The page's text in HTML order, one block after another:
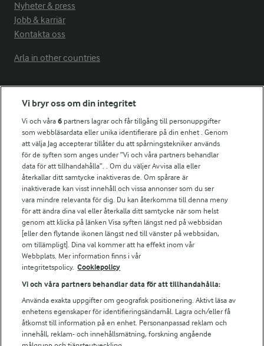
Nyheter & press
Jobb & karriär
Kontakta oss
Arla in other countries
Fler Arlasajter
För ägare
Arlas kundportal
Arla.com
Falbygdens Ost
Arla webbshop
Bildbank
Följ oss
Vi bryr oss om din integritet
Vi och våra6 partners lagrar och får tillgång till personuppgifter
som webbläsardata eller unika identifierare på din enhet . Genom
att välja Jag accepterar tillåter du att spårningstekniker används
för de syften som anges under ”Vi och våra partners behandlar
data för att tillhandahålla”. . Om du väljer Avvisa alla eller
återkallar ditt samtycke inaktiveras de. Om spårare är
inaktiverade kan visst innehåll och vissa annonser som du ser
vara mindre relevanta för dig. Du kan återkomma till denna meny
för att ändra dina val eller återkalla ditt samtycke när som helst
genom att klicka på länken Visa syften längst ned på webbsidan
[eller den flytande ikonen längst ned till vänster på webbsidan,
om tillämpligt]. Dina val kommer att ha effekt inom vår
Webbplats. Mer information finns i vår
integritetspolicy. Cookiepolicy
Vi och våra partners behandlar data för att tillhandahålla:
Använda exakta uppgifter om geografisk positionering. Aktivt läsa av
enhetens egenskaper för identifieringsändamål. Lagra och/eller få
åtkomst till information på en enhet. Personanpassad reklam och
innehåll, reklam- och innehållsmätning, forskning angående